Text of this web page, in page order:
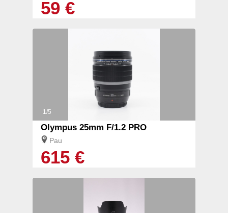
59 €
1/5
Olympus 25mm F/1.2 PRO
Pau
615 €